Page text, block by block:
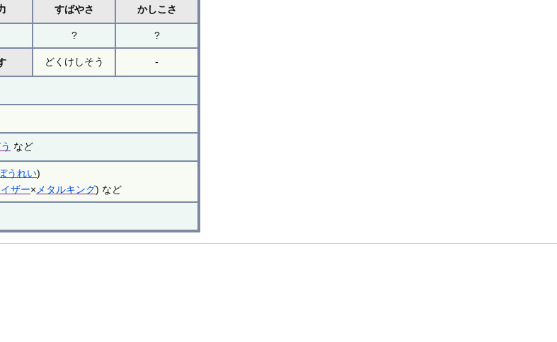
すばやさ かしこさ
? ?
どくけしそう -
など
うれい)
ザー×メタルキング) など